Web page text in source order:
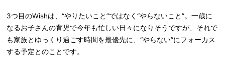
3つ目のWishは、“やりたいこと”ではなく“やらないこと”。一歳に
なるお子さんの育児で今年も忙しい日々になりそうですが、それで
も家族とゆっくり過ごす時間を最優先に、“やらない”にフォーカス
する予定とのことです。